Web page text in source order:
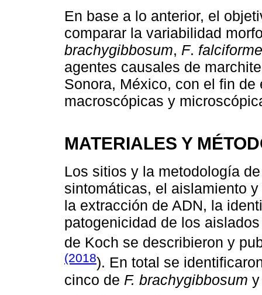
En base a lo anterior, el
comparar la variabilidad
brachygibbosum, F. falciforme
agentes causales de
Sonora, México, con el fin
macroscópicas y
MATERIALES Y
Los sitios y la metodología
sintomáticas, el aislamiento
la extracción de ADN, la
patogenicidad de los
de Koch se describieron y
(2018). En total se
cinco de F. brachygibbosum